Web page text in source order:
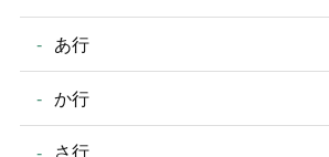
あ行
か行
さ行